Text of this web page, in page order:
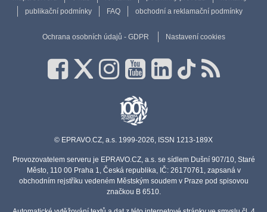
publikační podmínky
FAQ obchodní a reklamační podmínky
Ochrana osobních údajů - GDPR Nastavení cookies
© EPRAVO.CZ, a.s. 1999-2026, ISSN 1213-189X
Provozovatelem serveru je EPRAVO.CZ, a.s. se sídlem Dušní 907/10, Staré
Město, 110 00 Praha 1, Česká republika, IČ: 26170761, zapsaná v
obchodním rejstříku vedeném Městským soudem v Praze pod spisovou
značkou B 6510.